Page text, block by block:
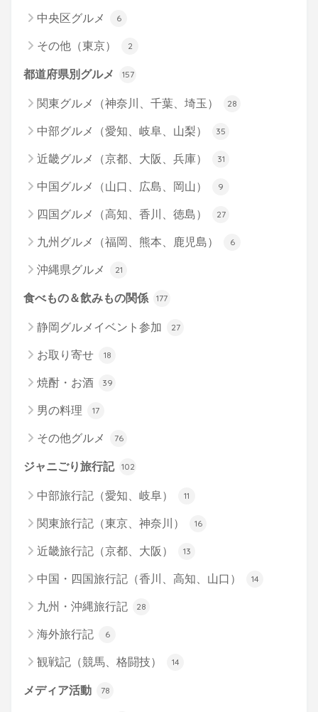
中央区グルメ 6
その他（東京） 2
都道府県別グルメ 157
関東グルメ（神奈川、千葉、埼玉） 28
中部グルメ（愛知、岐阜、山梨） 35
近畿グルメ（京都、大阪、兵庫） 31
中国グルメ（山口、広島、岡山） 9
四国グルメ（高知、香川、徳島） 27
九州グルメ（福岡、熊本、鹿児島） 6
沖縄県グルメ 21
食べもの＆飲みもの関係 177
静岡グルメイベント参加 27
お取り寄せ 18
焼酎・お酒 39
男の料理 17
その他グルメ 76
ジャニごり旅行記 102
中部旅行記（愛知、岐阜） 11
関東旅行記（東京、神奈川） 16
近畿旅行記（京都、大阪） 13
中国・四国旅行記（香川、高知、山口） 14
九州・沖縄旅行記 28
海外旅行記 6
観戦記（競馬、格闘技） 14
メディア活動 78